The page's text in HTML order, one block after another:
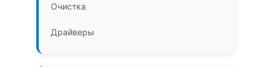
Очистка
Драйверы